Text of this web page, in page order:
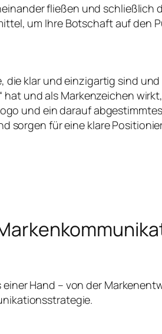
fließen und schließlich
um Ihre Botschaft auf den
klar und einzigartig sind
und als Markenzeichen
und ein darauf
sorgen für eine klare
Hand – von der